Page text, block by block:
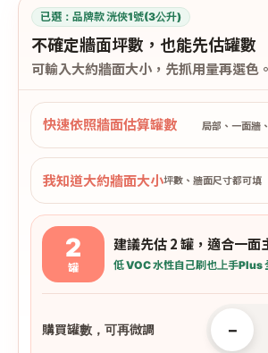
已選： 品牌款 洸俠1號(3公升)
不確定牆面坪數，也能先估罐數
可輸入大約牆面大小，先抓用量再選色。
快速依照牆面估算罐數 局部、一面牆
我知道大約牆面大小坪數、牆面尺寸都可填
2
罐
建議先估 2 罐，適合一面
低 VOC 水性自己刷也上手Plus
購買罐數，可再微調 -